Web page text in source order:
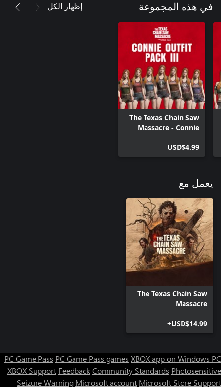
في هذه المجموعة إظهار الكل
The Texas Chain Saw
Massacre - Connie
USD$4.99
يعمل مع
The Texas Chain Saw
Massacre
USD$14.99+
PC Game Pass PC Game Pass games XBOX app on Windows PC
XBOX Support FeedbackCommunity Standards Photosensitive
Seizure Warning Microsoft account Microsoft Store Support